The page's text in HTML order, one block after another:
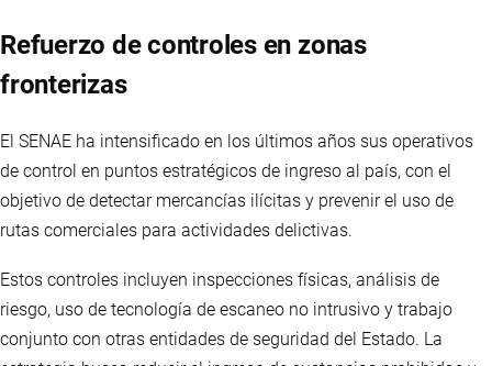
Refuerzo de controles en zonas
fronterizas
El SENAE ha intensificado en los últimos años sus operativos
de control en puntos estratégicos de ingreso al país, con el
objetivo de detectar mercancías ilícitas y prevenir el uso de
rutas comerciales para actividades delictivas.
Estos controles incluyen inspecciones físicas, análisis de
riesgo, uso de tecnología de escaneo no intrusivo y trabajo
conjunto con otras entidades de seguridad del Estado. La